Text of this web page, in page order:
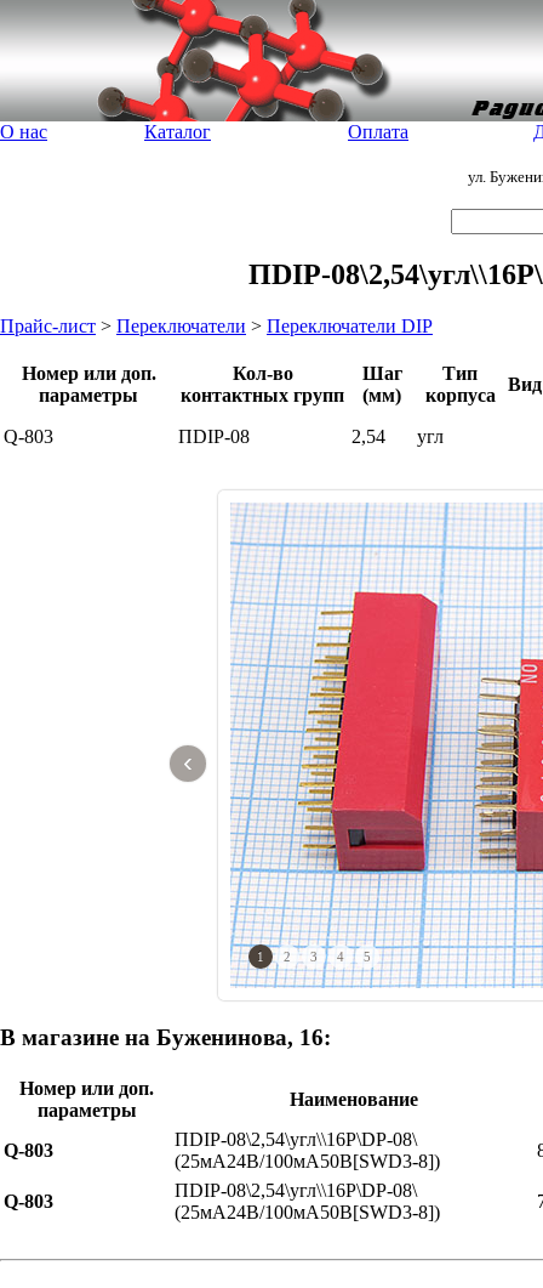
О нас Каталог Оплата
ул.
ПDIP-
Прайс-лист > Переключатели > Переключатели DIP
Номер или доп.
параметры
Кол-во
контактных групп
Шаг
(мм)
Тип
корпуса
Вид
Q-803 ПDIP-08 2,54 угл
‹
1 2 3 4 5
В магазине на Буженинова, 16:
Номер или доп.
параметры
Наименование
Q-803
ПDIP-08\2,54\угл\\16P\DP-08\
(25мА24В/100мА50В[SWD3-8])
Q-803
ПDIP-08\2,54\угл\\16P\DP-08\
(25мА24В/100мА50В[SWD3-8])